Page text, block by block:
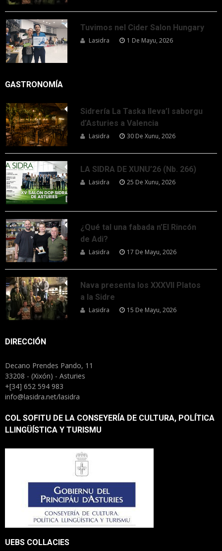
Tuvimos nel Cider Salon Hungary
Lasidra 1 De Mayu, 2026
GASTRONOMÍA
Sidrería La Taska lleva’l saborgu
d’Asturies a Valencia
Lasidra 30 De Xunu, 2026
LA SIDRA DE XUNU’26 (Nb. 266)
Lasidra 25 De Xunu, 2026
¿Qué tal una fabada n’El Rincón
de Adi?
Lasidra 17 De Mayu, 2026
Nava presenta los XXXVII Platos
a la Sidre
Lasidra 15 De Mayu, 2026
DIRECCIÓN
Decano Prendes Pando, 11
33208 - (Xixón) - Asturies
+[34] 652 594 983
info@lasidra.net/lasidra
COL SOFITU DE LA CONSEYERÍA DE CULTURA, POLÍTICA
LLINGÜÍSTICA Y TURISMU
UEBS COLLACIES